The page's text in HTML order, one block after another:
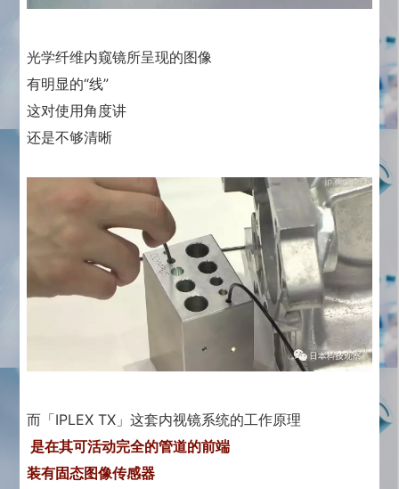
光学纤维内窥镜所呈现的图像
有明显的“线”
这对使用角度讲
还是不够清晰
而「IPLEX TX」这套内视镜系统的工作原理
是在其可活动完全的管道的前端
装有固态图像传感器